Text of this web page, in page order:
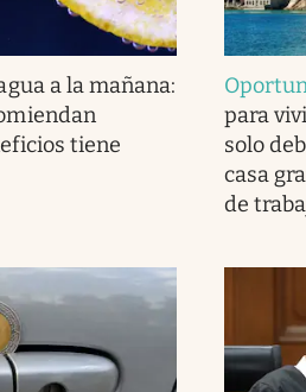
a la mañana:
tiene
para
solo
casa
de